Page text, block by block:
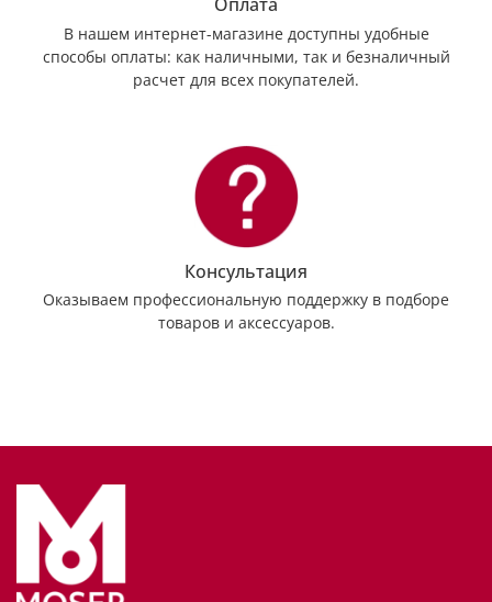
Оплата
В нашем интернет-магазине доступны удобные
способы оплаты: как наличными, так и безналичный
расчет для всех покупателей.
Консультация
Оказываем профессиональную поддержку в подборе
товаров и аксессуаров.